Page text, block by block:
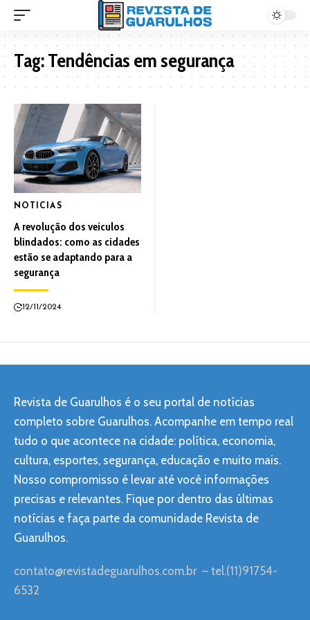
Tag:Tendências em segurança
NOTICIAS
A revolução dos veículos
blindados: como as cidades
estão se adaptando para a
segurança
12/11/2024
Revista de Guarulhos é o seu portal de notícias
completo sobre Guarulhos. Acompanhe em tempo real
tudo o que acontece na cidade: política, economia,
cultura, esportes, segurança, educação e muito mais.
Nosso compromisso é levar até você informações
precisas e relevantes. Fique por dentro das últimas
notícias e faça parte da comunidade Revista de
Guarulhos.
contato@revistadeguarulhos.com.br– tel.(11)91754-
6532